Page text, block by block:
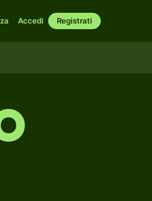
Accedi Registrati